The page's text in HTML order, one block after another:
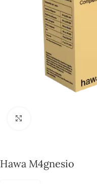
Hawa M4gnesio